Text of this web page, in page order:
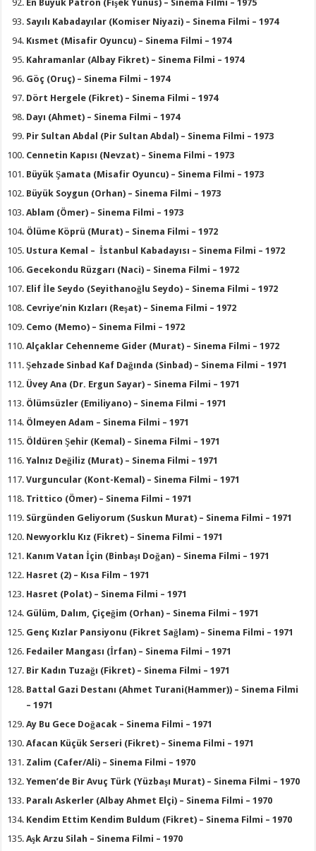
En Büyük Patron (Fişek Yunus) – Sinema Filmi – 1975
Sayılı Kabadayılar (Komiser Niyazi) – Sinema Filmi – 1974
Kısmet (Misafir Oyuncu) – Sinema Filmi – 1974
Kahramanlar (Albay Fikret) – Sinema Filmi – 1974
Göç (Oruç) – Sinema Filmi – 1974
Dört Hergele (Fikret) – Sinema Filmi – 1974
Dayı (Ahmet) – Sinema Filmi – 1974
Pir Sultan Abdal (Pir Sultan Abdal) – Sinema Filmi – 1973
Cennetin Kapısı (Nevzat) – Sinema Filmi – 1973
Büyük Şamata (Misafir Oyuncu) – Sinema Filmi – 1973
Büyük Soygun (Orhan) – Sinema Filmi – 1973
Ablam (Ömer) – Sinema Filmi – 1973
Ölüme Köprü (Murat) – Sinema Filmi – 1972
Ustura Kemal – İstanbul Kabadayısı – Sinema Filmi – 1972
Gecekondu Rüzgarı (Naci) – Sinema Filmi – 1972
Elif İle Seydo (Seyithanoğlu Seydo) – Sinema Filmi – 1972
Cevriye’nin Kızları (Reşat) – Sinema Filmi – 1972
Cemo (Memo) – Sinema Filmi – 1972
Alçaklar Cehenneme Gider (Murat) – Sinema Filmi – 1972
Şehzade Sinbad Kaf Dağında (Sinbad) – Sinema Filmi – 1971
Üvey Ana (Dr. Ergun Sayar) – Sinema Filmi – 1971
Ölümsüzler (Emiliyano) – Sinema Filmi – 1971
Ölmeyen Adam – Sinema Filmi – 1971
Öldüren Şehir (Kemal) – Sinema Filmi – 1971
Yalnız Değiliz (Murat) – Sinema Filmi – 1971
Vurguncular (Kont-Kemal) – Sinema Filmi – 1971
Trittico (Ömer) – Sinema Filmi – 1971
Sürgünden Geliyorum (Suskun Murat) – Sinema Filmi – 1971
Newyorklu Kız (Fikret) – Sinema Filmi – 1971
Kanım Vatan İçin (Binbaşı Doğan) – Sinema Filmi – 1971
Hasret (2) – Kısa Film – 1971
Hasret (Polat) – Sinema Filmi – 1971
Gülüm, Dalım, Çiçeğim (Orhan) – Sinema Filmi – 1971
Genç Kızlar Pansiyonu (Fikret Sağlam) – Sinema Filmi – 1971
Fedailer Mangası (İrfan) – Sinema Filmi – 1971
Bir Kadın Tuzağı (Fikret) – Sinema Filmi – 1971
Battal Gazi Destanı (Ahmet Turani(Hammer)) – Sinema Filmi
– 1971
Ay Bu Gece Doğacak – Sinema Filmi – 1971
Afacan Küçük Serseri (Fikret) – Sinema Filmi – 1971
Zalim (Cafer/Ali) – Sinema Filmi – 1970
Yemen’de Bir Avuç Türk (Yüzbaşı Murat) – Sinema Filmi – 1970
Paralı Askerler (Albay Ahmet Elçi) – Sinema Filmi – 1970
Kendim Ettim Kendim Buldum (Fikret) – Sinema Filmi – 1970
Aşk Arzu Silah – Sinema Filmi – 1970